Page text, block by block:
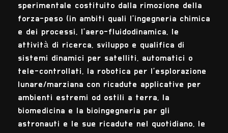
sperimentale costituito dalla rimozione della
forza-peso (in ambiti quali l'ingegneria chimica
e dei processi, l'aero-fluidodinamica, le
attività di ricerca, sviluppo e qualifica di
sistemi dinamici per satelliti, automatici o
tele-controllati, la robotica per l'esplorazione
lunare/marziana con ricadute applicative per
ambienti estremi od ostili a terra, la
biomedicina e la bioingegneria per gli
astronauti e le sue ricadute nel quotidiano, le